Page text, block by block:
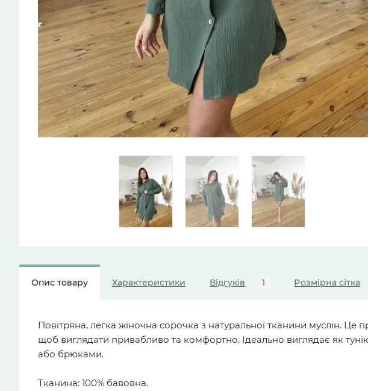
Опис товару Характеристики Відгуків 1 Розмірна сітка
Повітряна, легка жіночна сорочка з натуральної тканини муслін.
щоб виглядати привабливо та комфортно. Ідеально виглядає як
або брюками.
Тканина: 100% бавовна.